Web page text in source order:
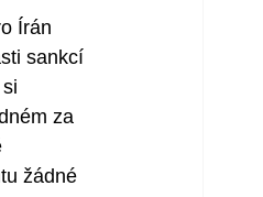
Írán
sankcí
za
žádné